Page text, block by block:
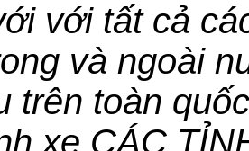
với tất cả
và ngoài
trên toàn
xe CÁC